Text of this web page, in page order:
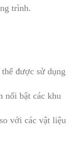
trình.
được sử dụng
nổi bật các khu
với các vật liệu